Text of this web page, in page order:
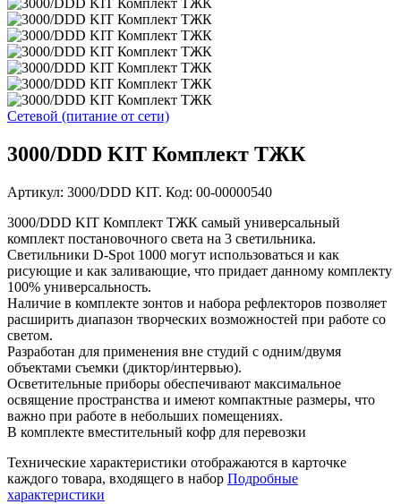
Сетевой (питание от сети)
3000/DDD KIT Комплект ТЖК
Артикул: 3000/DDD KIT. Код: 00-00000540
3000/DDD KIT Комплект ТЖК самый универсальный
комплект постановочного света на 3 светильника.
Светильники D-Spot 1000 могут использоваться и как
рисующие и как заливающие, что придает данному комплекту
100% универсальность.
Наличие в комплекте зонтов и набора рефлекторов позволяет
расширить диапазон творческих возможностей при работе со
светом.
Разработан для применения вне студий с одним/двумя
объектами съемки (диктор/интервью).
Осветительные приборы обеспечивают максимальное
освящение пространства и имеют компактные размеры, что
важно при работе в небольших помещениях.
В комплекте вместительный кофр для перевозки
Технические характеристики отображаются в карточке
каждого товара, входящего в набор Подробные
характеристики